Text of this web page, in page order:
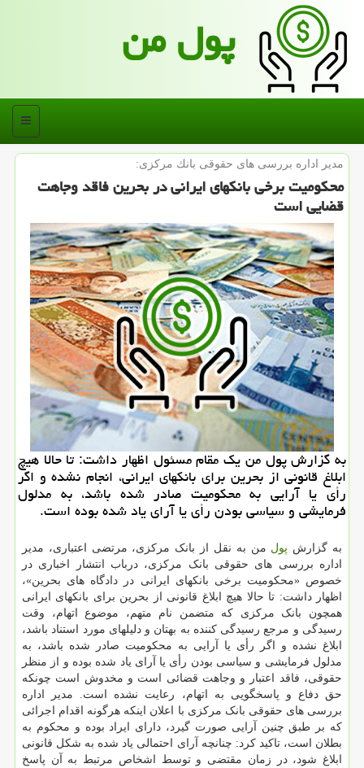
پول من
منو
مدیر اداره بررسی های حقوقی بانك مركزی:
محكومیت برخی بانكهای ایرانی در بحرین فاقد وجاهت
قضایی است
به گزارش پول من یك مقام مسئول اظهار داشت: تا حالا هیچ
ابلاغ قانونی از بحرین برای بانكهای ایرانی، انجام نشده و اگر
رأی یا آرایی به محكومیت صادر شده باشد، به مدلول
فرمایشی و سیاسی بودن رأی یا آرای یاد شده بوده است.
به گزارش پول من به نقل از بانک مرکزی، مرتضی اعتباری، مدیر
اداره بررسی های حقوقی بانک مرکزی، درباب انتشار اخباری در
خصوص «محکومیت برخی بانکهای ایرانی در دادگاه های بحرین»،
اظهار داشت: تا حالا هیچ ابلاغ قانونی از بحرین برای بانکهای ایرانی
همچون بانک مرکزی که متضمن نام متهم، موضوع اتهام، وقت
رسیدگی و مرجع رسیدگی کننده به بهتان و دلیلهای مورد استناد باشد،
ابلاغ نشده و اگر رأی یا آرایی به محکومیت صادر شده باشد، به
مدلول فرمایشی و سیاسی بودن رأی یا آرای یاد شده بوده و از منظر
حقوقی، فاقد اعتبار و وجاهت قضائی است و مخدوش است چونکه
حق دفاع و پاسخگویی به اتهام، رعایت نشده است. مدیر اداره
بررسی های حقوقی بانک مرکزی با اعلان اینکه هرگونه اقدام اجرائی
که بر طبق چنین آرایی صورت گیرد، دارای ایراد بوده و محکوم به
بطلان است، تاکید کرد: چنانچه آرای احتمالی یاد شده به شکل قانونی
ابلاغ شود، در زمان مقتضی و توسط اشخاص مرتبط به آن پاسخ